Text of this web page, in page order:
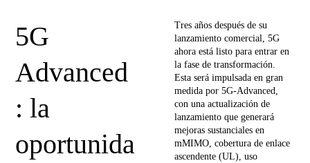
5G
Advanced
: la
oportunida
Tres años después de su
lanzamiento comercial, 5G
ahora está listo para entrar en
la fase de transformación.
Esta será impulsada en gran
medida por 5G-Advanced,
con una actualización de
lanzamiento que generará
mejoras sustanciales en
mMIMO, cobertura de enlace
ascendente (UL), uso